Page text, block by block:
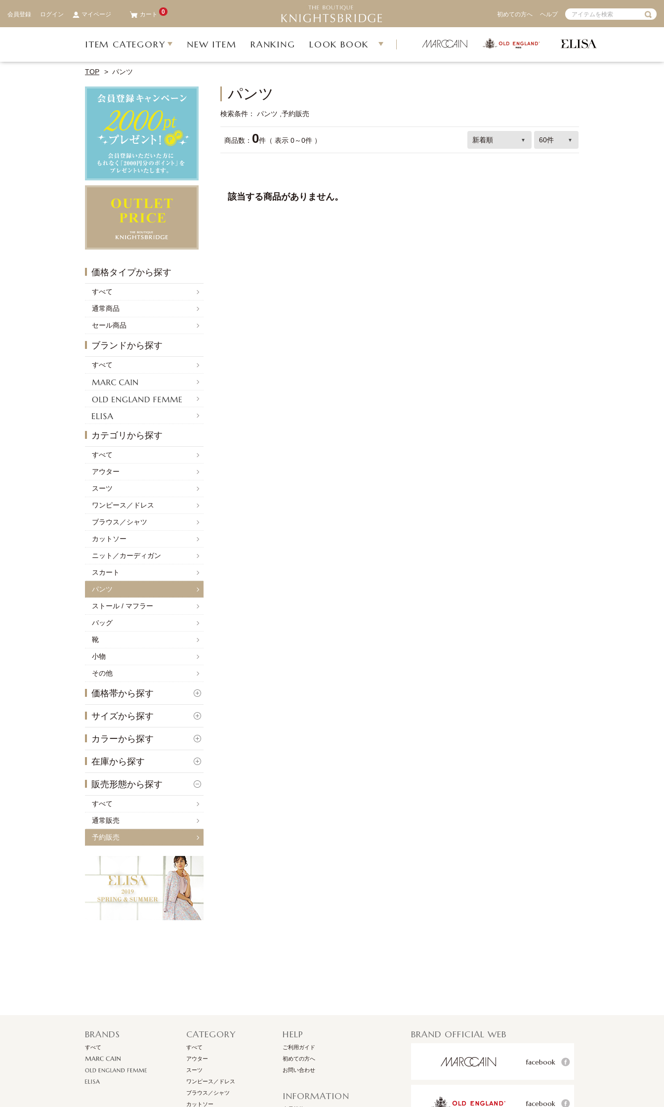
会員登録 ログイン マイページ カート 0 初めての方へ ヘルプ
ITEM CATEGORY NEW ITEM RANKING LOOK BOOK
TOP パンツ
パンツ
検索条件 パンツ 予約販売
商品数： 0件（ 表示 0～0件 ）
該当する商品がありません。
価格タイプから探す
すべて
通常商品
セール商品
ブランドから探す
すべて
カテゴリから探す
すべて
アウター
スーツ
ワンピース／ドレス
ブラウス／シャツ
カットソー
ニット／カーディガン
スカート
パンツ
ストール / マフラー
バッグ
靴
小物
その他
価格帯から探す
サイズから探す
カラーから探す
在庫から探す
販売形態から探す
すべて
通常販売
予約販売
BRANDS
すべて
CATEGORY
すべて
アウター
スーツ
ワンピース／ドレス
ブラウス／シャツ
カットソー
HELP
ご利用ガイド
初めての方へ
お問い合わせ
INFORMATION
BRAND OFFICIAL WEB
facebook
facebook